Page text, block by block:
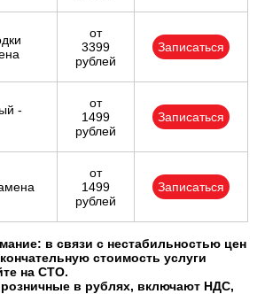
от
3399
рублей
Записаться
-
от
1499
рублей
Записаться
от
1499
рублей
Записаться
в связи с нестабильностью цен
стоимость услуги
на СТО.
в рублях, включают НДС,